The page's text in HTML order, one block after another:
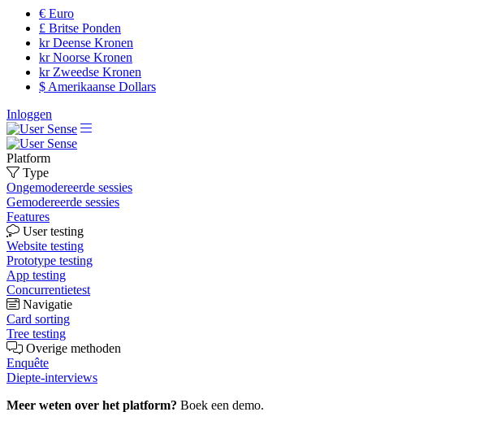
€ Euro
£ Britse Ponden
krDeense Kronen
krNoorse Kronen
krZweedse Kronen
$ Amerikaanse Dollars
Inloggen
Platform
Type
Ongemodereerde sessies
Gemodereerde sessies
Features
User testing
Website testing
Prototype testing
App testing
Concurrentietest
Navigatie
Card sorting
Tree testing
Overige methoden
Enquête
Diepte-interviews
Meer weten over het platform? Boek een demo.